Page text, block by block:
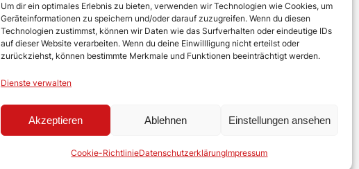
Um dir ein optimales Erlebnis zu bieten, verwenden wir Technologien wie Cookies, um
Geräteinformationen zu speichern und/oder darauf zuzugreifen. Wenn du diesen
Technologien zustimmst, können wir Daten wie das Surfverhalten oder eindeutige IDs
auf dieser Website verarbeiten. Wenn du deine Einwillligung nicht erteilst oder
zurückziehst, können bestimmte Merkmale und Funktionen beeinträchtigt werden.
Dienste verwalten
Akzeptieren Ablehnen Einstellungen ansehen
Cookie-RichtlinieDatenschutzerklärungImpressum